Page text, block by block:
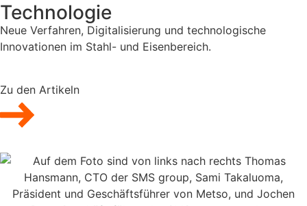
Technologie
Neue Verfahren, Digitalisierung und technologische
Innovationen im Stahl- und Eisenbereich.
Zu den Artikeln